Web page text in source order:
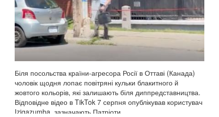
Біля посольства країни-агресора Росії в Оттаві (Канада)
чоловік щодня лопає повітряні кульки блакитного й
жовтого кольорів, які залишають біля диппредставництва.
Відповідне відео в TikTok 7 серпня опублікував користувач
Izigazumba, зазначають Патріоти ...